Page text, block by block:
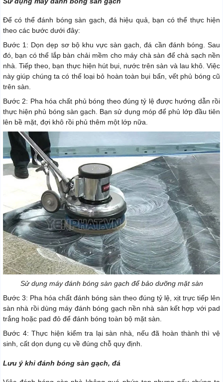
Để có thể đánh bóng sàn gạch, đá hiệu quả, bạn có thể thực hiện
theo các bước dưới đây:
Bước 1: Dọn dẹp sơ bộ khu vực sàn gạch, đá cần đánh bóng. Sau
đó, bạn có thể lắp bàn chải mềm cho máy chà sàn để chà sạch nền
nhà. Tiếp theo, bạn thực hiện hút bụi, nước trên sàn và lau khô. Việc
này giúp chúng ta có thể loại bỏ hoàn toàn bụi bẩn, vết phủ bóng cũ
trên sàn.
Bước 2: Pha hóa chất phủ bóng theo đúng tỷ lệ được hướng dẫn rồi
thực hiện phủ bóng sàn gạch. Bạn sử dụng móp để phủ lớp đầu tiên
lên bề mặt, đợi khô rồi phủ thêm một lớp nữa.
Sử dụng máy đánh bóng sàn gạch để bảo dưỡng mặt sàn
Bước 3: Pha hóa chất đánh bóng sàn theo đúng tỷ lệ, xịt trực tiếp lên
sàn nhà rồi dùng máy đánh bóng gạch nền nhà sàn kết hợp với pad
trắng hoặc pad đỏ để đánh bóng toàn bộ mặt sàn.
Bước 4: Thực hiện kiểm tra lại sàn nhà, nếu đã hoàn thành thì vệ
sinh, cất dọn dụng cụ về đúng chỗ quy định.
Lưu ý khi đánh bóng sàn gạch, đá